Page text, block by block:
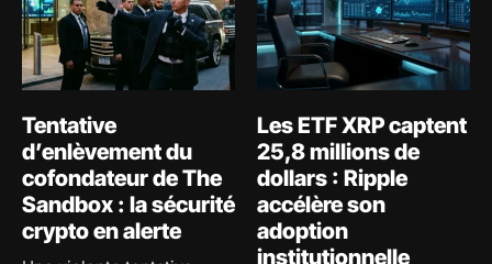
Tentative
d’enlèvement du
cofondateur de The
Sandbox : la sécurité
crypto en alerte
Les ETF XRP captent
25,8 millions de
dollars : Ripple
accélère son
adoption
institutionnelle